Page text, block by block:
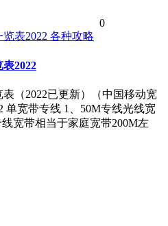
0
各种攻略
2022
（2022已更新）（中国移动宽
单宽带专线 1、50M专线光线宽
宽带相当于家庭宽带200M左